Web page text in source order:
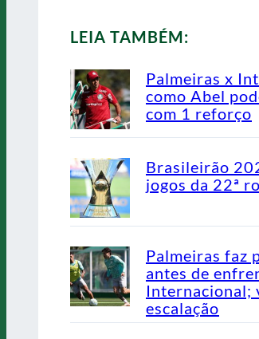
LEIA TAMBÉM:
Palmeiras x
como Abel
com 1 reforço
Brasileirão
jogos da 22ª
Palmeiras faz
antes de
Internacional;
escalação